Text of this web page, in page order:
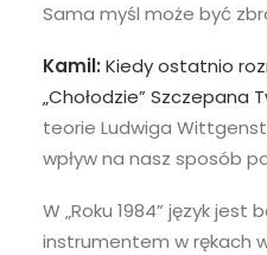
Sama myśl może być
Kamil: Kiedy ostatnio
„Chołodzie” Szczepana
teorie Ludwiga
wpływ na nasz sposób
W „Roku 1984” język jest
instrumentem w rękach